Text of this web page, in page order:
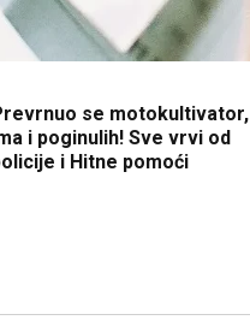
se motokultivator,
i poginulih! Sve vrvi od
i Hitne pomoći